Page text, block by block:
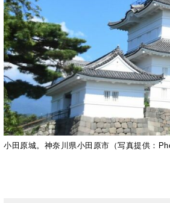
小田原城。神奈川県小田原市（写真提供：